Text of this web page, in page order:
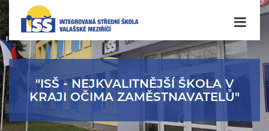
"ISŠ - NEJKVALITNĚJŠÍ ŠKOLA V
KRAJI OČIMA ZAMĚSTNAVATELŮ"